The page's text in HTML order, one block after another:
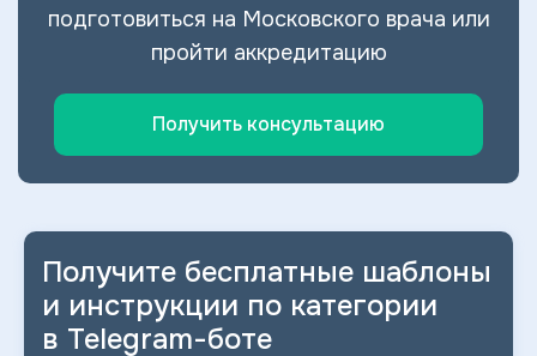
подготовиться на Московского врача или
пройти аккредитацию
Получить консультацию
Получите бесплатные шаблоны
и инструкции по категории
в Telegram-боте